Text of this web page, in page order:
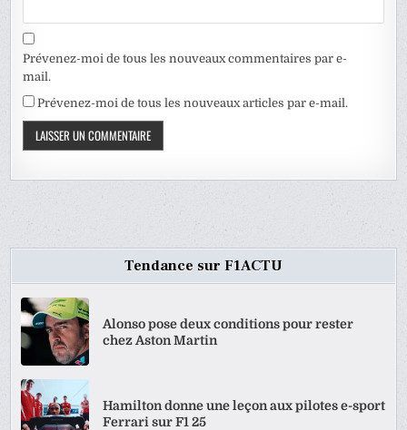
Prévenez-moi de tous les nouveaux commentaires par e-
mail.
Prévenez-moi de tous les nouveaux articles par e-mail.
Tendance sur F1ACTU
Alonso pose deux conditions pour rester
chez Aston Martin
Hamilton donne une leçon aux pilotes e-sport
Ferrari sur F1 25